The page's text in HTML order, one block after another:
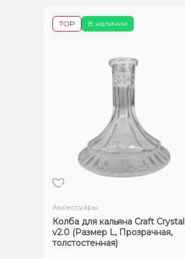
В наличии
TOP
Аксессуары
Колба для кальяна Craft Crystal
v2.0 (Размер L, Прозрачная,
толстостенная)